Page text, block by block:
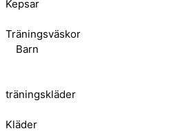
Kepsar
Träningsväskor
Barn
träningskläder
Kläder